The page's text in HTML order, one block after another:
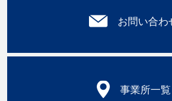
お問い合わ
事業所一覧